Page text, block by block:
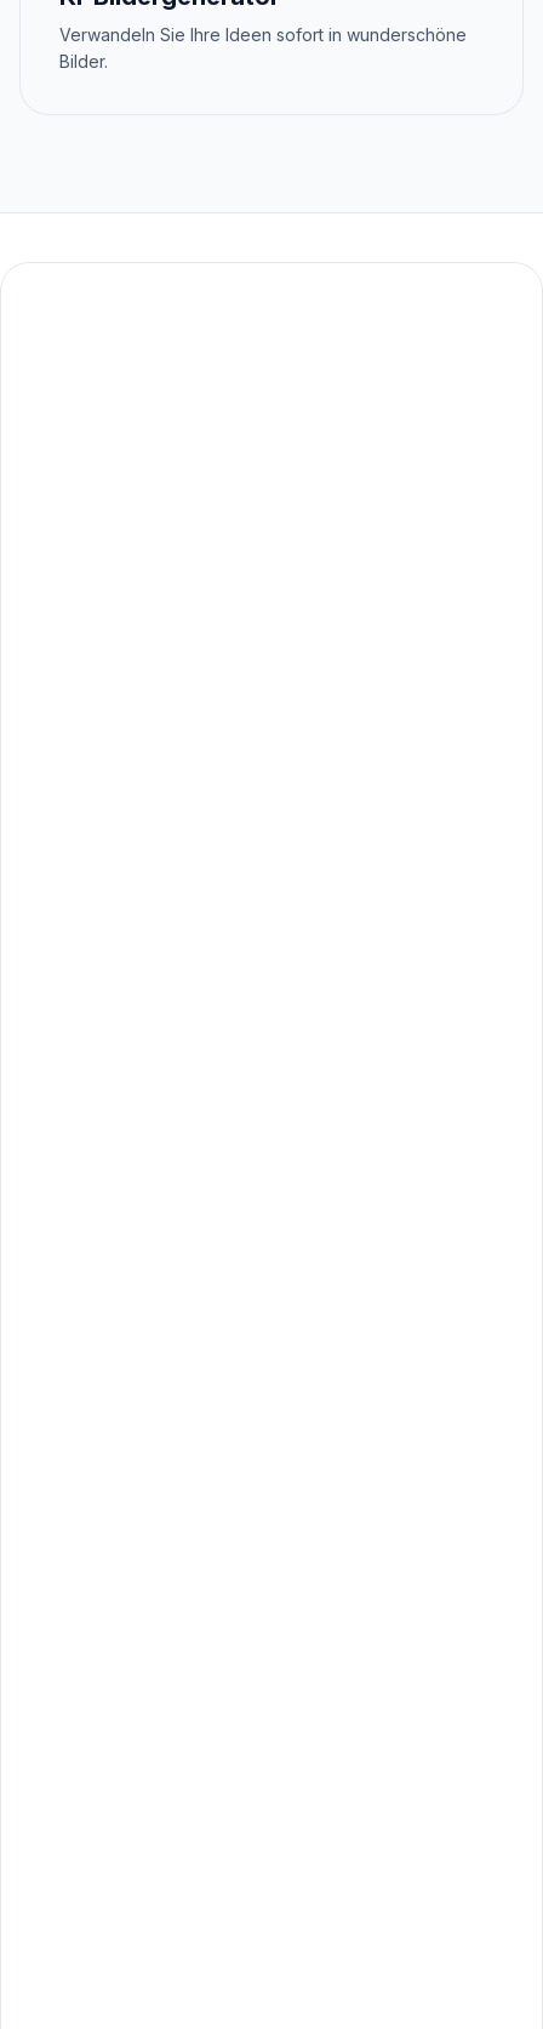
Verwandeln Sie Ihre Ideen sofort in wunderschöne
Bilder.